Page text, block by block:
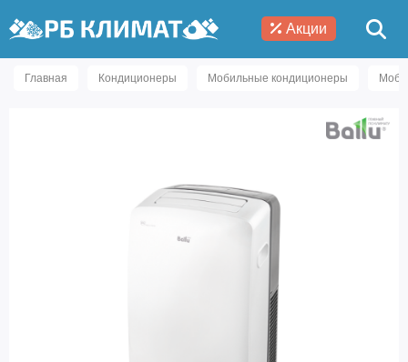
Акции
Главная Кондиционеры Мобильные кондиционеры